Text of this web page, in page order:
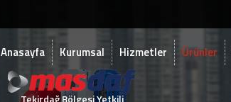
Anasayfa Kurumsal Hizmetler Ürünler
Tekirdağ Bölgesi Yetkili